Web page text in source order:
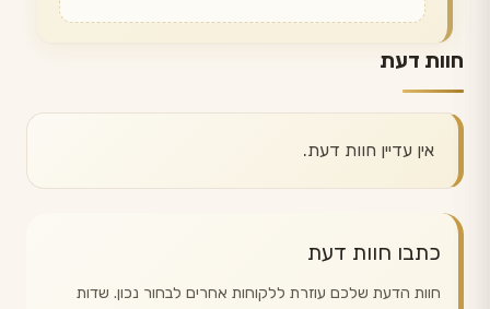
חוות דעת
אין עדיין חוות דעת.
כתבו חוות דעת
חוות הדעת שלכם עוזרת ללקוחות אחרים לבחור נכון. שדות